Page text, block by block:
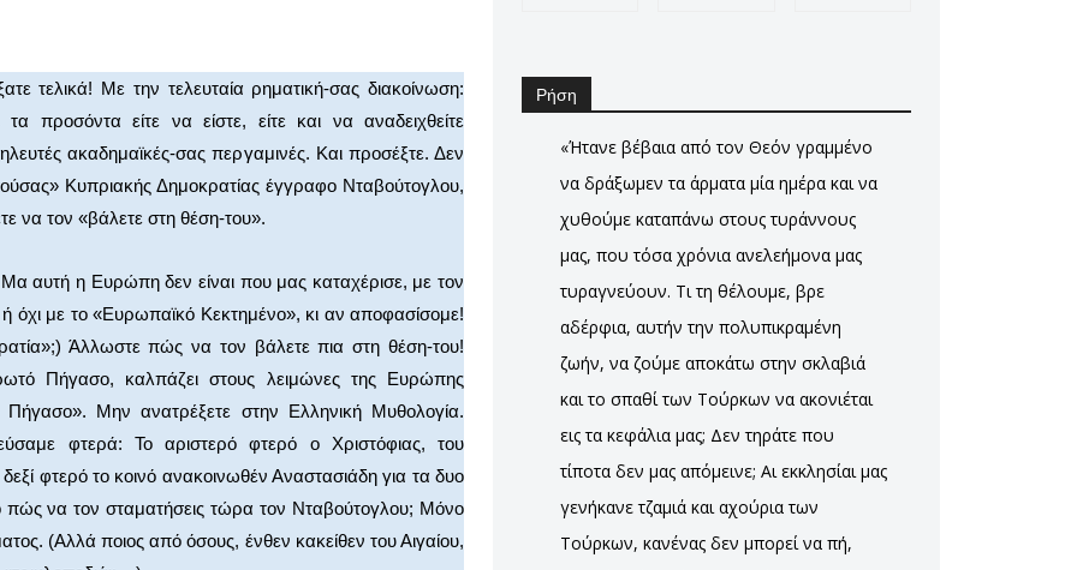
τελικά! Με την τελευταία ρηματική-σας διακοίνωση:
προσόντα είτε να είστε, είτε και να αναδειχθείτε
ακαδημαϊκές-σας περγαμινές. Και προσέξτε. Δεν
Κυπριακής Δημοκρατίας έγγραφο Νταβούτογλου,
να τον «βάλετε στη θέση-του».
αυτή η Ευρώπη δεν είναι που μας καταχέρισε, με τον
όχι με το «Ευρωπαϊκό Κεκτημένο», κι αν αποφασίσομε!
Άλλωστε πώς να τον βάλετε πια στη θέση-του!
Πήγασο, καλπάζει στους λειμώνες της Ευρώπης
Πήγασο». Μην ανατρέξετε στην Ελληνική Μυθολογία.
φτερά: Το αριστερό φτερό ο Χριστόφιας, του
φτερό το κοινό ανακοινωθέν Αναστασιάδη για τα δυο
πώς να τον σταματήσεις τώρα τον Νταβούτογλου; Μόνο
(Αλλά ποιος από όσους, ένθεν κακείθεν του Αιγαίου,
Ρήση
«Ήτανε βέβαια από τον Θεόν γραμμένο
να δράξωμεν τα άρματα μία ημέρα και να
χυθούμε καταπάνω στους τυράννους
μας, που τόσα χρόνια ανελεήμονα μας
τυραγνεύουν. Τι τη θέλουμε, βρε
αδέρφια, αυτήν την πολυπικραμένη
ζωήν, να ζούμε αποκάτω στην σκλαβιά
και το σπαθί των Τούρκων να ακονιέται
εις τα κεφάλια μας; Δεν τηράτε που
τίποτα δεν μας απόμεινε; Αι εκκλησίαι μας
γενήκανε τζαμιά και αχούρια των
Τούρκων, κανένας δεν μπορεί να πή,